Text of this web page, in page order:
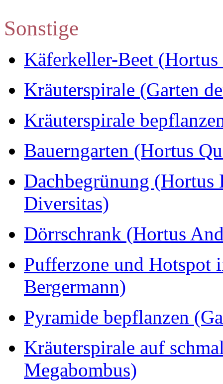
Sonstige
Käferkeller-Beet
Kräuterspirale (Garten
Kräuterspirale
Bauerngarten (Hortus
Dachbegrünung
Diversitas)
Dörrschrank (Hortus
Pufferzone und Hotspot
Bergermann)
Pyramide bepflanzen
Kräuterspirale auf
Megabombus)